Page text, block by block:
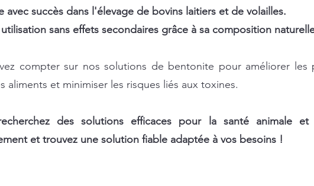
avec succès dans l'élevage de bovins laitiers et de volailles.
sans effets secondaires grâce à sa composition
compter sur nos solutions de bentonite pour améliorer les
aliments et minimiser les risques liés aux toxines.
des solutions efficaces pour la santé animale et
et trouvez une solution fiable adaptée à vos besoins !